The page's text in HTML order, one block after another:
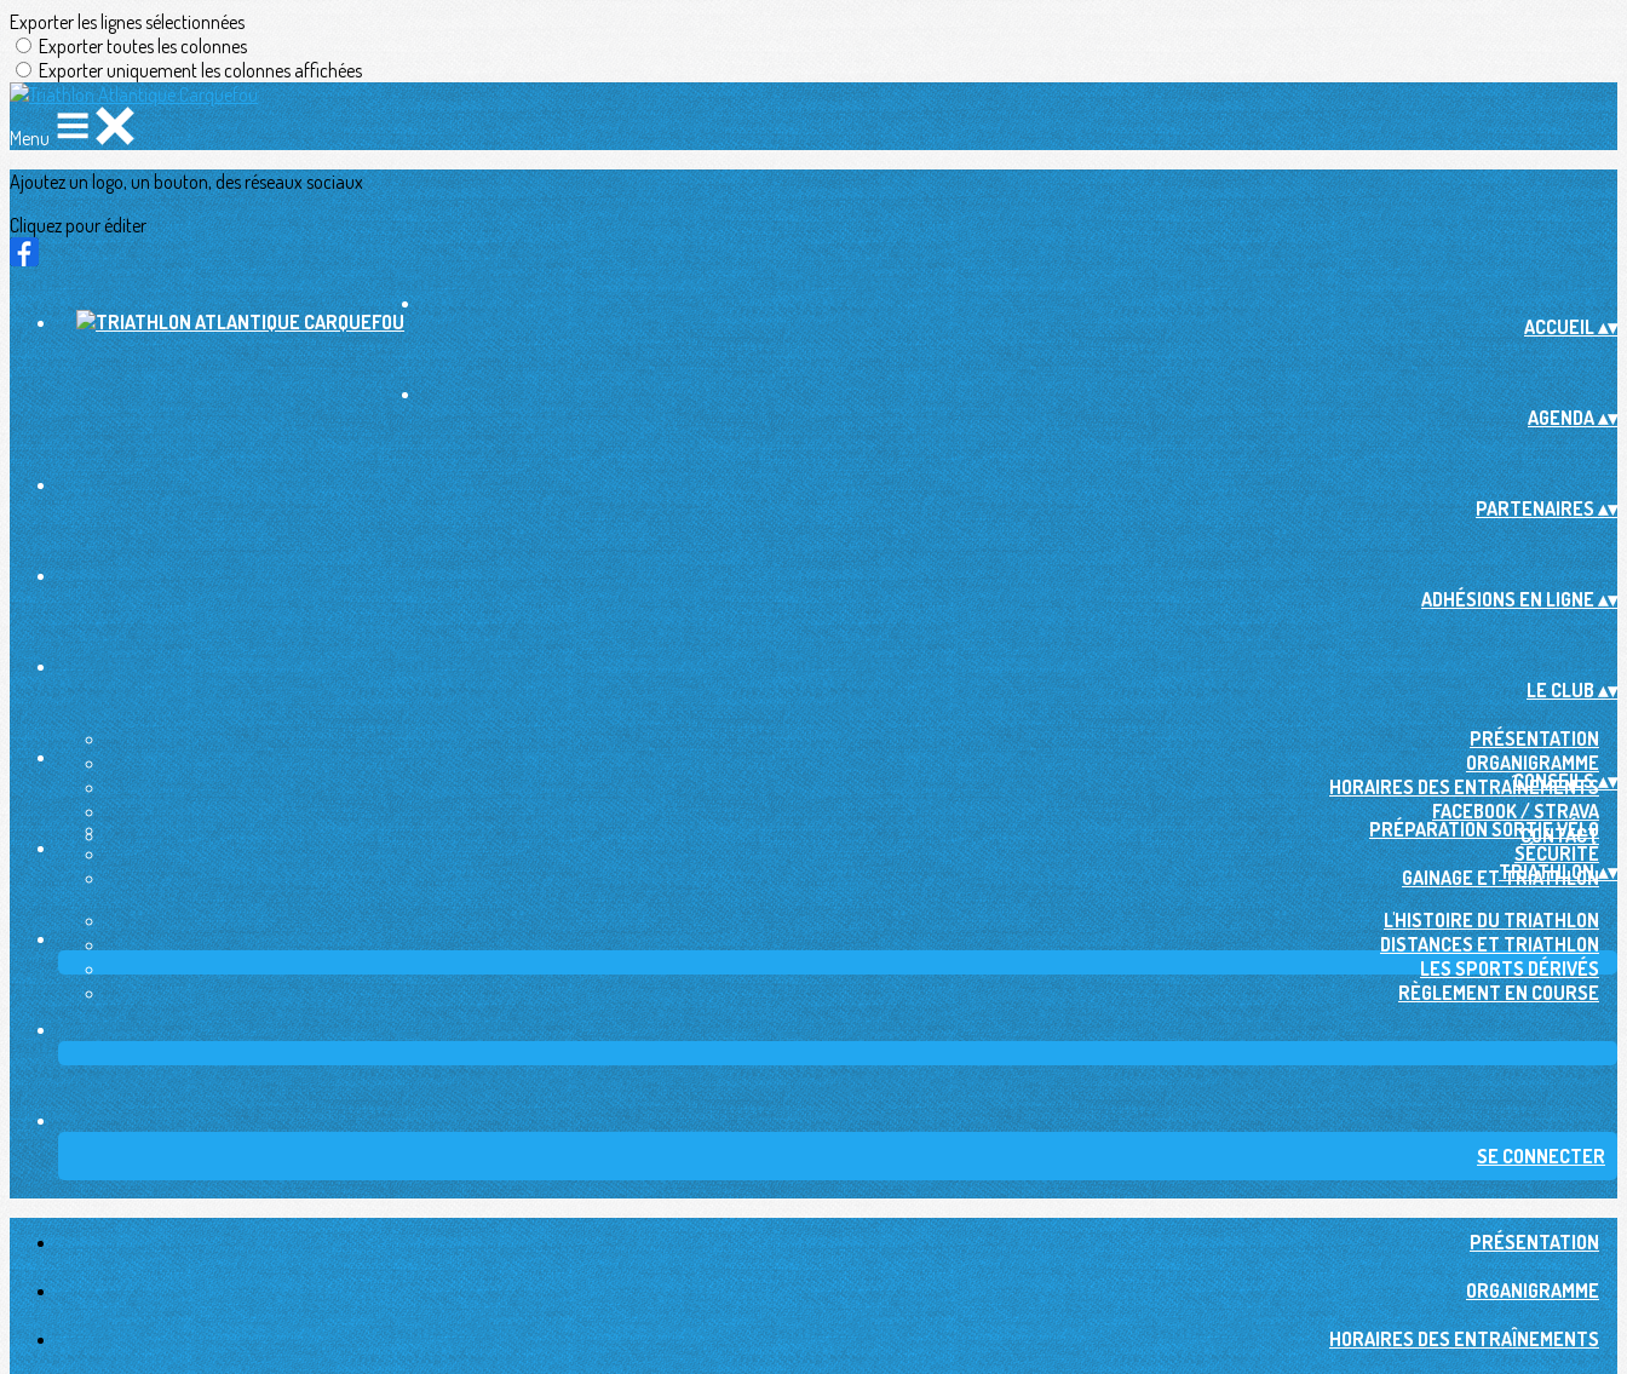
Exporter les lignes sélectionnées
Exporter toutes les colonnes
Exporter uniquement les colonnes affichées
Menu
Ajoutez un logo, un bouton, des réseaux sociaux
Cliquez pour éditer
ACCUEIL▴▾
AGENDA▴▾
PARTENAIRES▴▾
ADHÉSIONS EN LIGNE▴▾
LE CLUB▴▾
PRÉSENTATION
ORGANIGRAMME
HORAIRES DES ENTRAÎNEMENTS
FACEBOOK / STRAVA
CONTACT
CONSEILS▴▾
PRÉPARATION SORTIE VÉLO
SÉCURITÉ
GAINAGE ET TRIATHLON
TRIATHLON▴▾
L'HISTOIRE DU TRIATHLON
DISTANCES ET TRIATHLON
LES SPORTS DÉRIVÉS
RÈGLEMENT EN COURSE
SE CONNECTER
PRÉSENTATION
ORGANIGRAMME
HORAIRES DES ENTRAÎNEMENTS